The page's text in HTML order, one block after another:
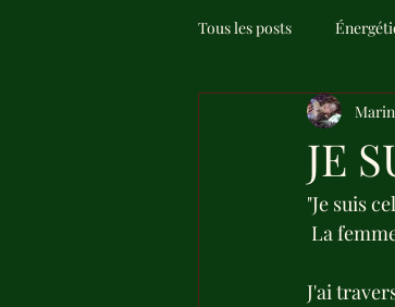
Tous les posts
JE
"Je suis
La
J'ai